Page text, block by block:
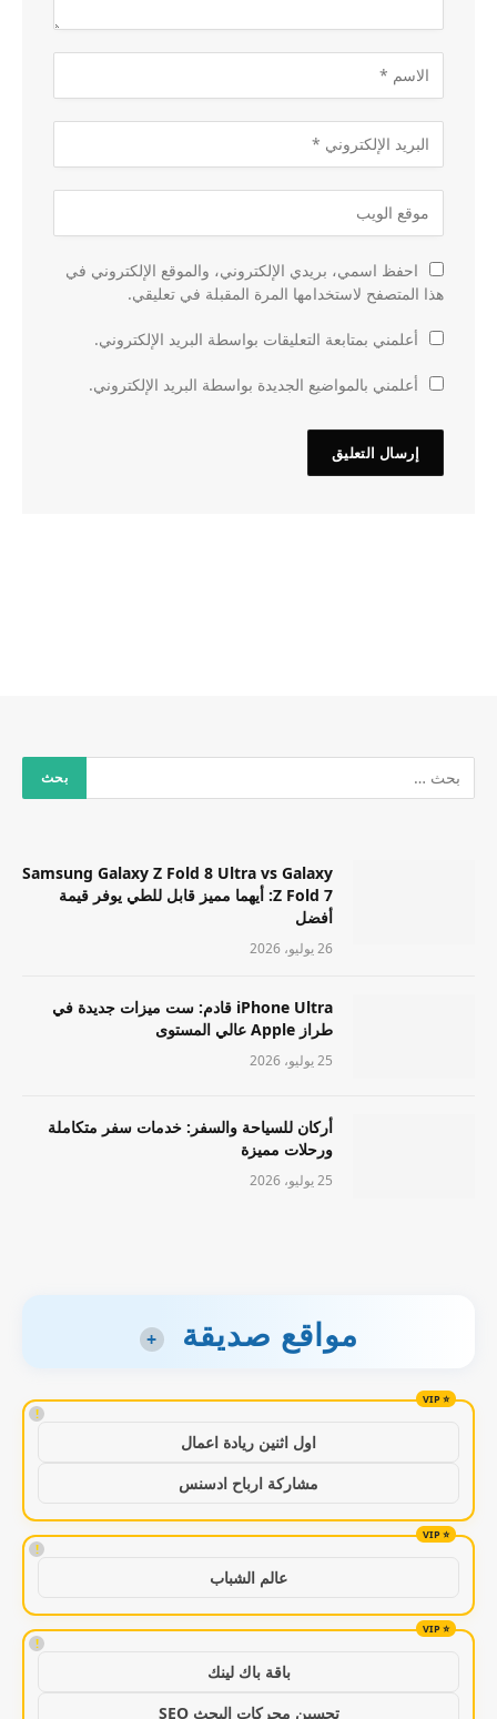
احفظ اسمي، بريدي الإلكتروني، والموقع الإلكتروني في
هذا المتصفح لاستخدامها المرة المقبلة في تعليقي.
أعلمني بمتابعة التعليقات بواسطة البريد الإلكتروني.
أعلمني بالمواضيع الجديدة بواسطة البريد الإلكتروني.
Samsung Galaxy Z Fold 8 Ultra vs Galaxy
Z Fold 7: أيهما مميز قابل للطي يوفر قيمة
أفضل
26 يوليو، 2026
iPhone Ultra قادم: ست ميزات جديدة في
طراز Apple عالي المستوى
25 يوليو، 2026
أركان للسياحة والسفر: خدمات سفر متكاملة
ورحلات مميزة
25 يوليو، 2026
مواقع صديقة +
!
اول اثنين ريادة اعمال
مشاركة ارباح ادسنس
!
عالم الشباب
!
باقة باك لينك
تحسين محركات البحث SEO